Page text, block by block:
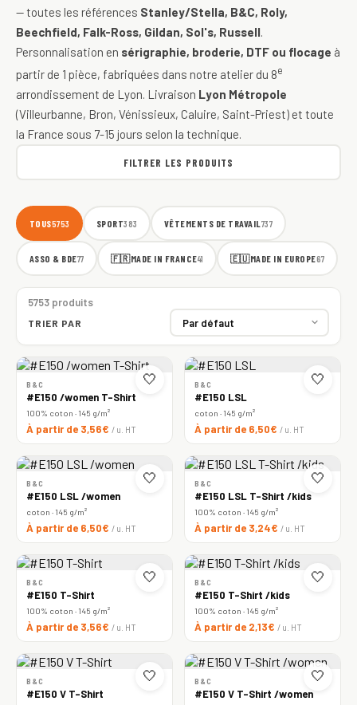
— toutes les références Stanley/Stella, B&C, Roly,
Beechfield, Falk-Ross, Gildan, Sol's, Russell.
Personnalisation en sérigraphie, broderie, DTF ou flocage à
partir de 1 pièce, fabriquées dans notre atelier du 8e
arrondissement de Lyon. Livraison Lyon Métropole
(Villeurbanne, Bron, Vénissieux, Caluire, Saint-Priest) et toute
la France sous 7-15 jours selon la technique.
FILTRER LES PRODUITS
TOUS5753 SPORT383 VÊTEMENTS DE TRAVAIL737
ASSO & BDE77 🇫🇷MADE IN FRANCE41 🇪🇺MADE IN EUROPE67
5753 produits
TRIER PAR
🤍
B&C
#E150 /women T-Shirt
100% coton · 145 g/m²
À partir de 3,56€ / u. HT
🤍
B&C
#E150 LSL
coton · 145 g/m²
À partir de 6,50€ / u. HT
🤍
B&C
#E150 LSL /women
coton · 145 g/m²
À partir de 6,50€ / u. HT
🤍
B&C
#E150 LSL T-Shirt /kids
100% coton · 145 g/m²
À partir de 3,24€ / u. HT
🤍
B&C
#E150 T-Shirt
100% coton · 145 g/m²
À partir de 3,56€ / u. HT
🤍
B&C
#E150 T-Shirt /kids
100% coton · 145 g/m²
À partir de 2,13€ / u. HT
🤍
B&C
#E150 V T-Shirt
🤍
B&C
#E150 V T-Shirt /women